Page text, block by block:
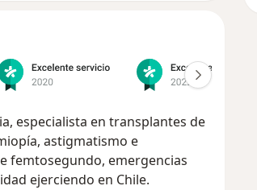
especialista en transplantes de
astigmatismo e
femtosegundo, emergencias
ejerciendo en Chile.